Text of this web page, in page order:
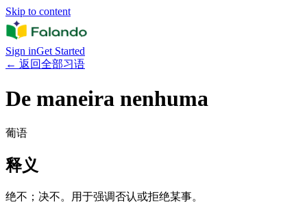
Skip to content
Sign inGet Started
← 返回全部习语
De maneira nenhuma
葡语
释义
绝不；决不。用于强调否认或拒绝某事。